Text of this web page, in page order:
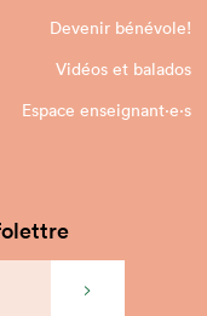
Devenir bénévole!
Vidéos et balados
Espace enseignant·e⋅s